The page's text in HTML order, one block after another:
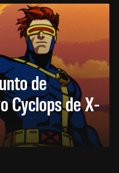
de
Cyclops de X-